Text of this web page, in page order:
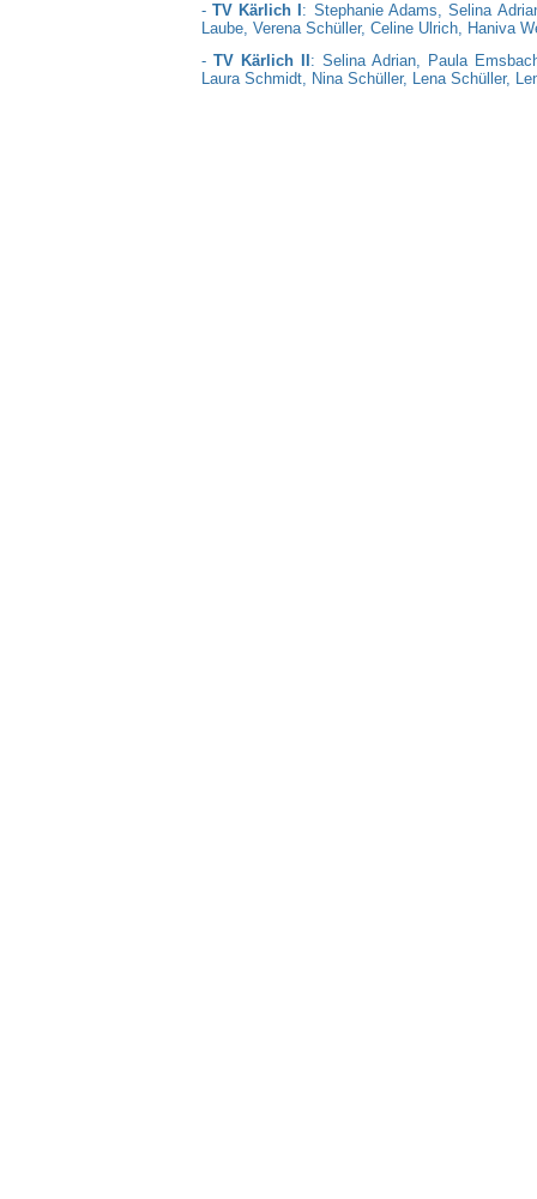
- TV Kärlich I : Stephanie Adams, Selina
Laube, Verena Schüller, Celine Ulrich, Haniva
- TV Kärlich II : Selina Adrian, Paula
Laura Schmidt, Nina Schüller, Lena Schüller,